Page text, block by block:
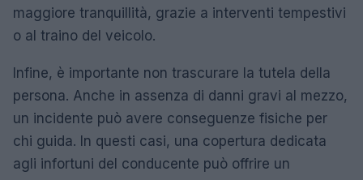
maggiore tranquillità, grazie a interventi tempestivi
o al traino del veicolo.
Infine, è importante non trascurare la tutela della
persona. Anche in assenza di danni gravi al mezzo,
un incidente può avere conseguenze fisiche per
chi guida. In questi casi, una copertura dedicata
agli infortuni del conducente può offrire un